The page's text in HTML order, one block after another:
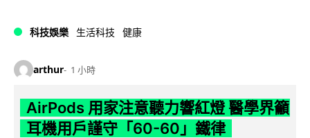
科技娛樂 生活科技 健康
arthur 1 小時
AirPods 用家注意聽力響紅燈 醫學界籲
耳機用戶謹守「60-60」鐵律